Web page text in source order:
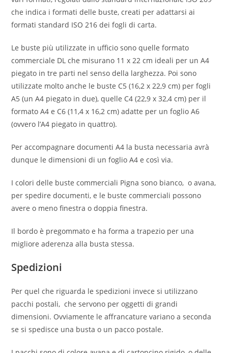
che indica i formati delle buste, creati per adattarsi ai
formati standard ISO 216 dei fogli di carta.
Le buste più utilizzate in ufficio sono quelle formato
commerciale DL che misurano 11 x 22 cm ideali per un A4
piegato in tre parti nel senso della larghezza. Poi sono
utilizzate molto anche le buste C5 (16,2 x 22,9 cm) per fogli
A5 (un A4 piegato in due), quelle C4 (22,9 x 32,4 cm) per il
formato A4 e C6 (11,4 x 16,2 cm) adatte per un foglio A6
(ovvero l’A4 piegato in quattro).
Per accompagnare documenti A4 la busta necessaria avrà
dunque le dimensioni di un foglio A4 e così via.
I colori delle buste commerciali Pigna sono bianco, o avana,
per spedire documenti, e le buste commerciali possono
avere o meno finestra o doppia finestra.
Il bordo è pregommato e ha forma a trapezio per una
migliore aderenza alla busta stessa.
Spedizioni
Per quel che riguarda le spedizioni invece si utilizzano
pacchi postali, che servono per oggetti di grandi
dimensioni. Ovviamente le affrancature variano a seconda
se si spedisce una busta o un pacco postale.